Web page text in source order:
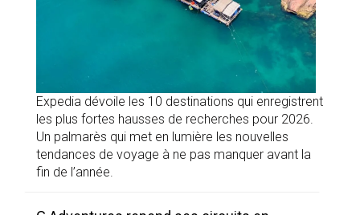
Expedia dévoile les 10 destinations qui enregistrent
les plus fortes hausses de recherches pour 2026.
Un palmarès qui met en lumière les nouvelles
tendances de voyage à ne pas manquer avant la
fin de l’année.